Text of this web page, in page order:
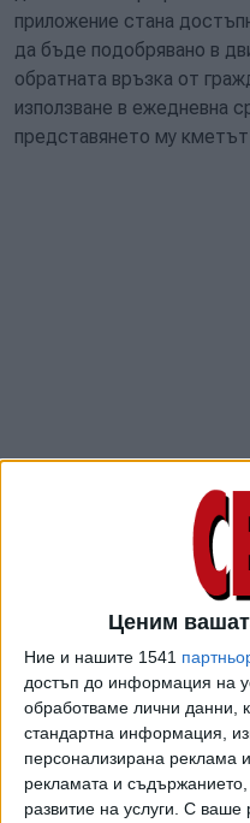
Ценим
Ние и нашите 1541
достъп до информация на
обработваме лични данни,
стандартна информация,
персонализирана реклама
рекламата и
развитие на услуги. С ваше
приложение стана
да бъде подобрявано в
обратната връзка от
използване в ежедневна
представянето му
И при дигитализацията
мобилност остават
се разминат с чакането
пункт, за да потвърдят
данните им вече не
случай физическата
електронен вариант.
Дигиталната карта все
"Айфон", тъй като
одобрение от "Епъл", за
устройства с iOS